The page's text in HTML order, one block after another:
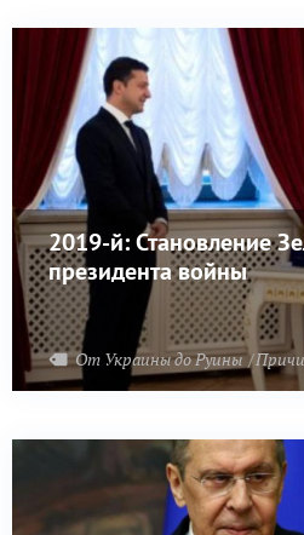
2019-й: Становление
президента войны
От Украины до Руины